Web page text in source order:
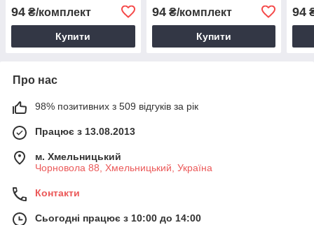
94 ₴/комплект
Купити
94₴/комплект
Купити
94
Про нас
98% позитивних з 509 відгуків за рік
Працює з 13.08.2013
м. Хмельницький
Чорновола 88, Хмельницький, Україна
Контакти
Сьогодні працює з 10:00 до 14:00